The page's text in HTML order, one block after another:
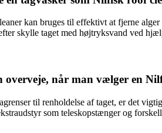
kan bruges til effektivt at fjerne
skylle taget med højtryksvand ved
når man vælger en
til renholdelse af taget, er det
som teleskopstænger og